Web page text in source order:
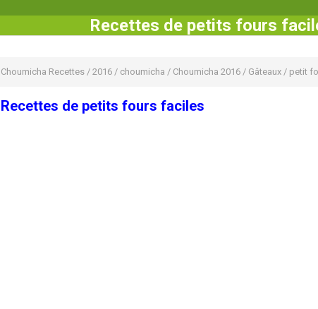
Recettes de petits fours
Choumicha Recettes / 2016 / choumicha / Choumicha 2016 / Gâteaux / petit
Recettes de petits fours faciles